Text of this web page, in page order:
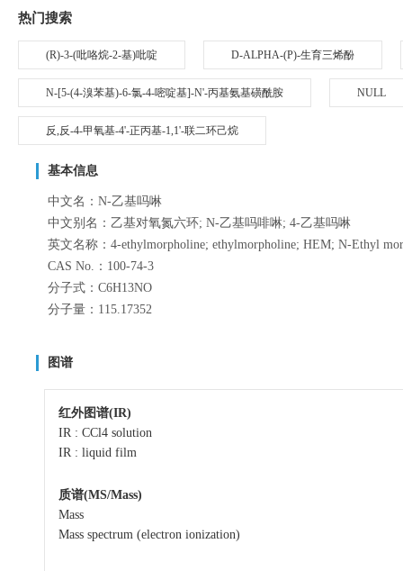
热门搜索
(R)-3-(吡咯烷-2-基)吡啶 D-ALPHA-(P)-生育三烯酚
N-[5-(4-溴苯基)-6-氯-4-嘧啶基]-N'-丙基氨基磺酰胺 NULL
反,反-4-甲氧基-4'-正丙基-1,1'-联二环己烷
基本信息
中文名：N-乙基吗啉
中文别名：乙基对氧氮六环; N-乙基吗啡啉; 4-乙基吗啉
英文名称：4-ethylmorpholine; ethylmorpholine; HEM; N-Ethyl
CAS No.：100-74-3
分子式：C6H13NO
分子量：115.17352
图谱
红外图谱(IR)
IR : CCl4 solution
IR : liquid film
质谱(MS/Mass)
Mass
Mass spectrum (electron ionization)